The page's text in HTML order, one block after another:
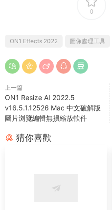
0
ON1 Effects 2022 圖像處理工具
上一篇
ON1 Resize AI 2022.5
v16.5.1.12526 Mac 中文破解版
圖片浏覽編輯無損縮放軟件
猜你喜歡